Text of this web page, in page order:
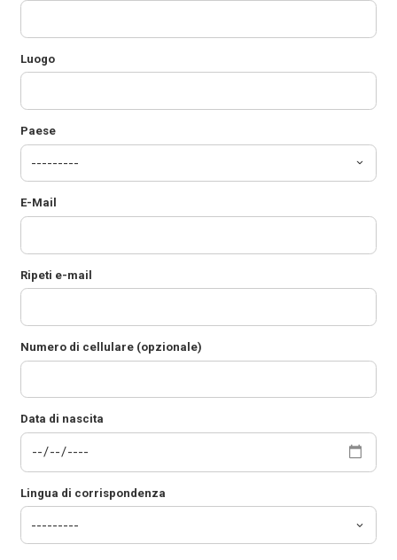
Luogo
Paese
E-Mail
Ripeti e-mail
Numero di cellulare (opzionale)
Data di nascita
Lingua di corrispondenza